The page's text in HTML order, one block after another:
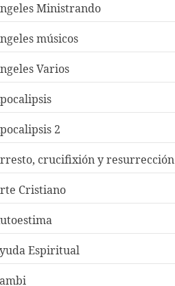
Ministrando
músicos
Varios
2
crucifixión y resurrección
Cristiano
Espiritual